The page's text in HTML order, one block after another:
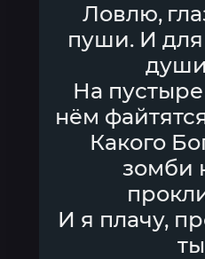
Ловлю,
пуши. И для
На
нём
Какого
зомби
И я плачу,